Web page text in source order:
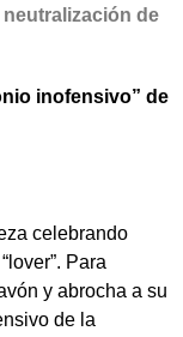
de
inofensivo” de
celebrando
Para
y abrocha a su
de la